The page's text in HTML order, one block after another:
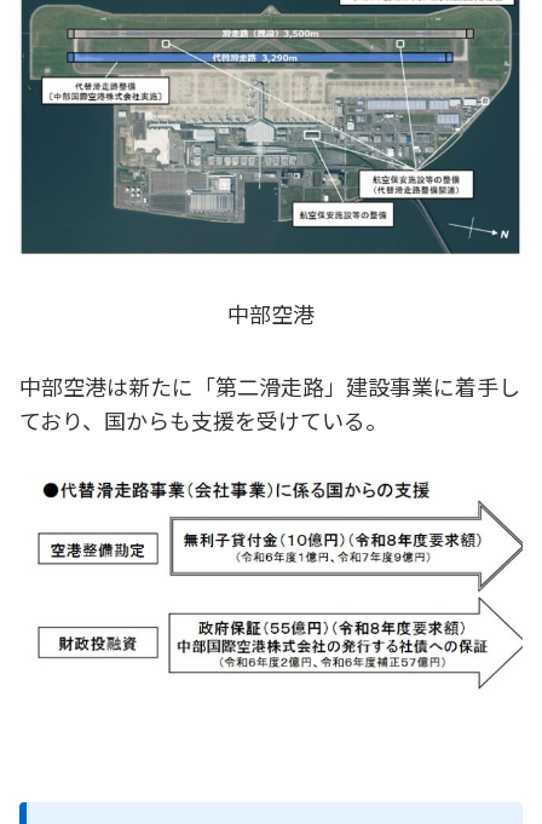
中部空港
中部空港は新たに「第二滑走路」建設事業に着手し
ており、国からも支援を受けている。